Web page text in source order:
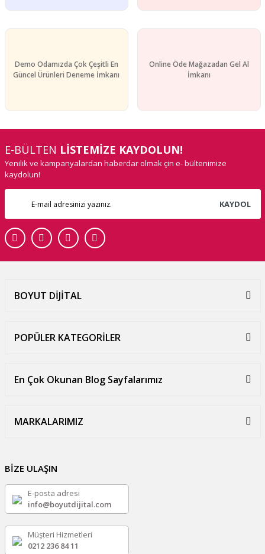
Demo Odamızda Çok Çeşitli En
Güncel Ürünleri Deneme İmkanı
Online Öde Mağazadan Gel Al
İmkanı
E-BÜLTEN LİSTEMİZE KAYDOLUN!
Yenilik ve kampanyalardan haberdar olmak çin e- bültenimize
kaydolun!
KAYDOL
BOYUT DİJİTAL
POPÜLER KATEGORİLER
En Çok Okunan Blog Sayfalarımız
MARKALARIMIZ
BİZE ULAŞIN
E-posta adresi
info@boyutdijital.com
Müşteri Hizmetleri
0212 236 84 11